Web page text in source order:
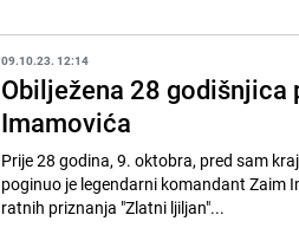
09.10.23. 12:14
Obilježena 28 godišnjica
Imamovića
Prije 28 godina, 9. oktobra, pred sam
poginuo je legendarni komandant Zaim
ratnih priznanja "Zlatni ljiljan"...